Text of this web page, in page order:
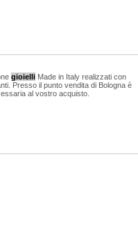
gioielli Made in Italy realizzati con
Presso il punto vendita di Bologna è
al vostro acquisto.